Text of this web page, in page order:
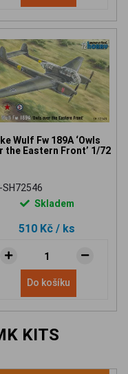
Wulf Fw 189A ‘Owls
the Eastern Front’ 1/72
SH72546
Skladem
510 Kč / ks
Do košíku
KITS